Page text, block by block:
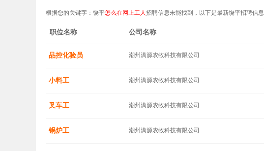
根据您的关键字：饶平怎么在网上工人招聘信息未能找到，以下是最新饶平招聘信息
职位名称 公司名称
品控化验员 潮州漓源农牧科技有限公司
小料工 潮州漓源农牧科技有限公司
叉车工 潮州漓源农牧科技有限公司
锅炉工 潮州漓源农牧科技有限公司